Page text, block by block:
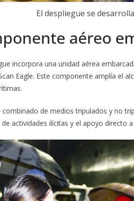
El despliegue se
aéreo
incorpora una unidad aérea
Eagle. Este componente amplía el
combinado de medios tripulados y no
actividades ilícitas y el apoyo directo